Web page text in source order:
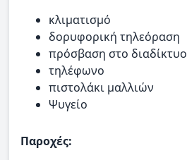
κλιματισμό
δορυφορική τηλεόραση
πρόσβαση στο διαδίκτυο
τηλέφωνο
πιστολάκι μαλλιών
Ψυγείο
Παροχές: